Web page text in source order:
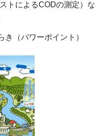
トによるCODの測定）な
（パワーポイント）